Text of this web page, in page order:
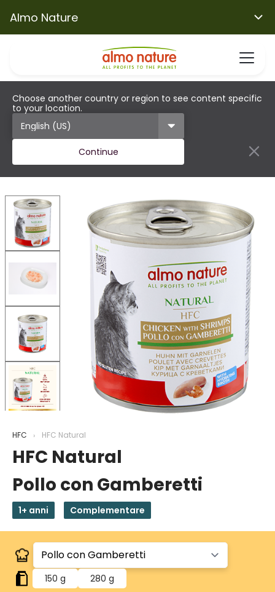
Almo Nature
Choose another country or region to see content specific
to your location.
Continue
HFC HFC Natural
HFC Natural
Pollo con Gamberetti
1+ anni Complementare
150 g 280 g